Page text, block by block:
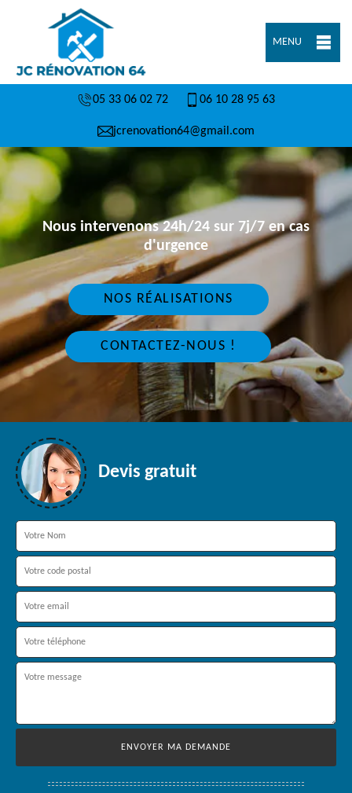
MENU
05 33 06 02 72 06 10 28 95 63
jcrenovation64@gmail.com
Nous intervenons 24h/24 sur 7j/7 en cas
d'urgence
NOS RÉALISATIONS
CONTACTEZ-NOUS !
Devis gratuit